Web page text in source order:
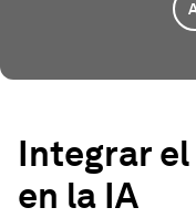
Integrar
en la IA